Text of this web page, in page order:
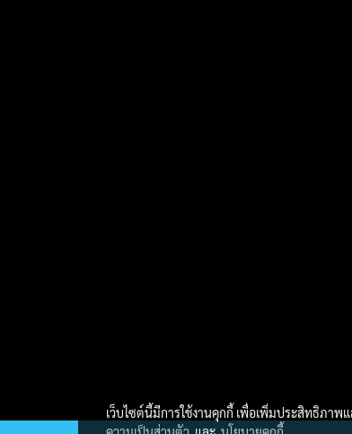
เว็บไซต์นี้มีการใช้งานคุกกี้ เพื่อเพิ่มประสิทธิภาพ